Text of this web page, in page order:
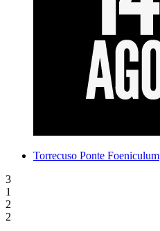
Torrecuso Ponte Foeniculum
3
1
2
2